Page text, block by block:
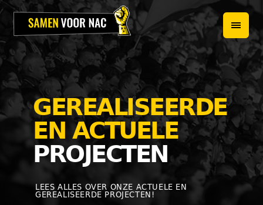
HOME
PROJECTEN
OVER ONS
HET TEAM
NIEUWS
GEREALISEERDE
EN ACTUELE
PROJECTEN
LEES ALLES OVER ONZE ACTUELE EN
GEREALISEERDE PROJECTEN!